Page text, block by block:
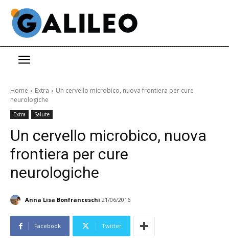
Home Extra
Un cervello microbico, nuova frontiera per cure
neurologiche
Extra Salute
Un cervello microbico, nuova
frontiera per cure
neurologiche
Anna Lisa Bonfranceschi 21/06/2016
Facebook Twitter